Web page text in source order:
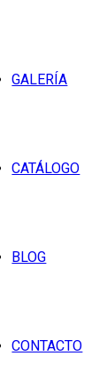
GALERÍA
CATÁLOGO
BLOG
CONTACTO